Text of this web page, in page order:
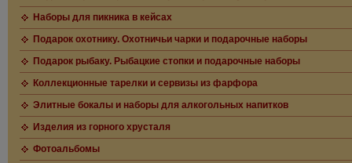
Наборы для пикника в кейсах
Подарок охотнику. Охотничьи чарки и подарочные наборы
Подарок рыбаку. Рыбацкие стопки и подарочные наборы
Коллекционные тарелки и сервизы из фарфора
Элитные бокалы и наборы для алкогольных напитков
Изделия из горного хрусталя
Фотоальбомы